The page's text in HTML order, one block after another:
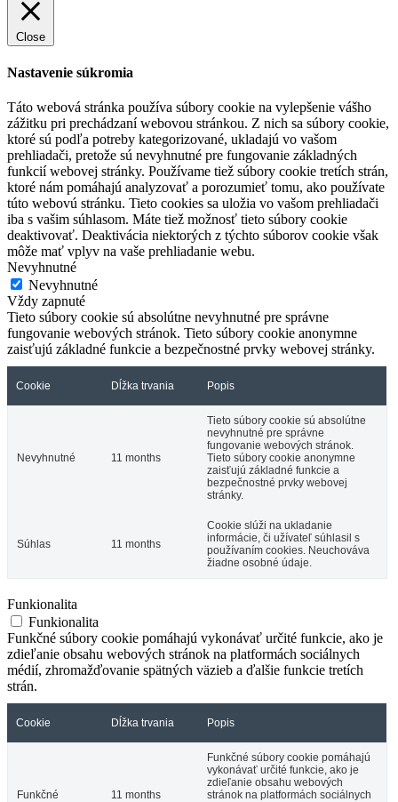
Close
Nastavenie súkromia
Táto webová stránka používa súbory cookie na vylepšenie vášho
zážitku pri prechádzaní webovou stránkou. Z nich sa súbory cookie,
ktoré sú podľa potreby kategorizované, ukladajú vo vašom
prehliadači, pretože sú nevyhnutné pre fungovanie základných
funkcií webovej stránky. Používame tiež súbory cookie tretích strán,
ktoré nám pomáhajú analyzovať a porozumieť tomu, ako používate
túto webovú stránku. Tieto cookies sa uložia vo vašom prehliadači
iba s vašim súhlasom. Máte tiež možnosť tieto súbory cookie
deaktivovať. Deaktivácia niektorých z týchto súborov cookie však
môže mať vplyv na vaše prehliadanie webu.
Nevyhnutné
Nevyhnutné
Vždy zapnuté
Tieto súbory cookie sú absolútne nevyhnutné pre správne
fungovanie webových stránok. Tieto súbory cookie anonymne
zaisťujú základné funkcie a bezpečnostné prvky webovej stránky.
Cookie Dĺžka trvania Popis
Nevyhnutné 11 months
Tieto súbory cookie sú absolútne
nevyhnutné pre správne
fungovanie webových stránok.
Tieto súbory cookie anonymne
zaisťujú základné funkcie a
bezpečnostné prvky webovej
stránky.
Súhlas 11 months
Cookie slúži na ukladanie
informácie, či užívateľ súhlasil s
používaním cookies. Neuchováva
žiadne osobné údaje.
Funkionalita
Funkionalita
Funkčné súbory cookie pomáhajú vykonávať určité funkcie, ako je
zdieľanie obsahu webových stránok na platformách sociálnych
médií, zhromažďovanie spätných väzieb a ďalšie funkcie tretích
strán.
Cookie Dĺžka trvania Popis
Funkčné 11 months
Funkčné súbory cookie pomáhajú
vykonávať určité funkcie, ako je
zdieľanie obsahu webových
stránok na platformách sociálnych